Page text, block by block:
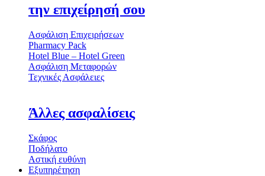
την επιχείρησή σου
Ασφάλιση Επιχειρήσεων
Pharmacy Pack
Hotel Blue – Hotel Green
Ασφάλιση Μεταφορών
Τεχνικές Ασφάλειες
Άλλες ασφαλίσεις
Σκάφος
Ποδήλατο
Αστική ευθύνη
Εξυπηρέτηση